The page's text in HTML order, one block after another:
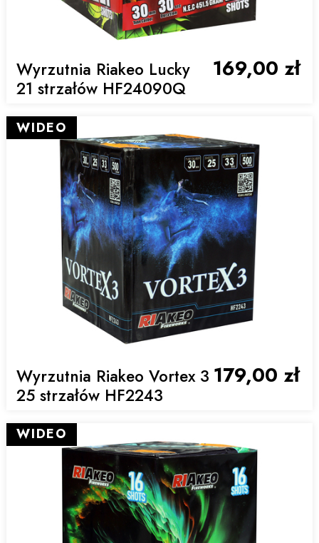
Wyrzutnia Riakeo Lucky
21 strzałów HF24090Q
169,00 zł
Wyrzutnia Riakeo Vortex 3
25 strzałów HF2243
179,00 zł
WIDEO
WIDEO